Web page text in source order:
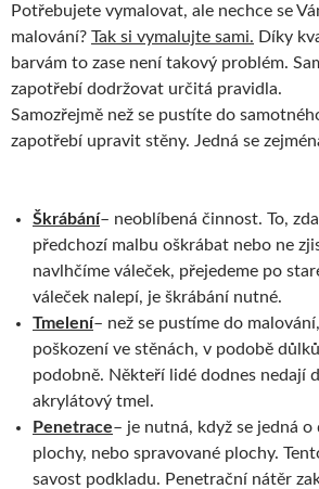
Potřebujete vymalovat, ale nechce se
malování? Tak si vymalujte sami. Díky
barvám to zase není takový problém.
zapotřebí dodržovat určitá pravidla.
Samozřejmě než se pustíte do
zapotřebí upravit stěny. Jedná se
Škrábání– neoblíbená činnost. To,
předchozí malbu oškrábat nebo ne
navlhčíme váleček, přejedeme po
váleček nalepí, je škrábání nutné.
Tmelení– než se pustíme do
poškození ve stěnách, v podobě
podobně. Někteří lidé dodnes nedají
akrylátový tmel.
Penetrace– je nutná, když se jedná
plochy, nebo spravované plochy.
savost podkladu. Penetrační nátěr